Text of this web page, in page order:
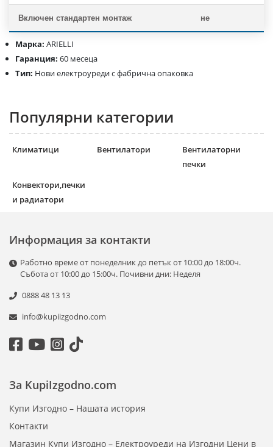
Включен стандартен монтаж не
Марка: ARIELLI
Гаранция: 60 месеца
Тип: Нови електроуреди с фабрична опаковка
Популярни категории
Климатици Вентилатори
Вентилаторни
печки
Конвектори,печки
и радиатори
Информация за контакти
Работно време от понеделник до петък от 10:00 до 18:00ч.
Събота от 10:00 до 15:00ч. Почивни дни: Неделя
0888 48 13 13
info@kupiizgodno.com
За KupiIzgodno.com
Купи Изгодно – Нашата история
Контакти
Магазин Купи Изгодно – Електроуреди на Изгодни Цени в